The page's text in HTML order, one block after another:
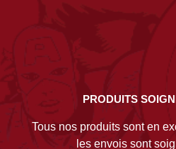
PRODUITS
Tous nos produits sont en
les envois sont